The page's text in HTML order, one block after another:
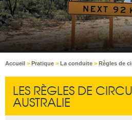
Accueil > Pratique > La conduite > Règles de
LES RÈGLES DE
AUSTRALIE